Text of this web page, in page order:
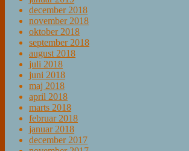
december 2018
november 2018
oktober 2018
september 2018
august 2018
juli 2018
juni 2018
maj 2018
april 2018
marts 2018
februar 2018
januar 2018
december 2017